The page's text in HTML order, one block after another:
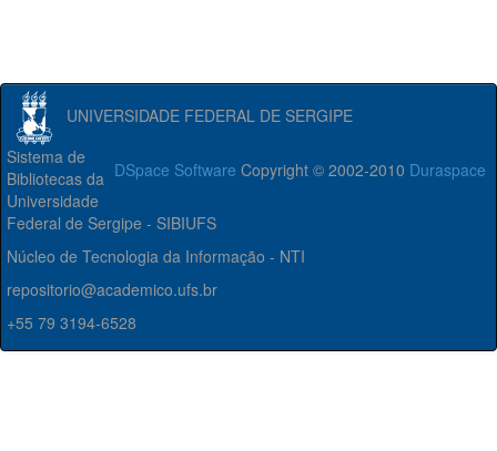
UNIVERSIDADE FEDERAL DE SERGIPE
DSpace Software Copyright © 2002-2010 Duraspace
Sistema de
Bibliotecas da
Universidade
Federal de Sergipe - SIBIUFS
Núcleo de Tecnologia da Informação - NTI
repositorio@academico.ufs.br
+55 79 3194-6528